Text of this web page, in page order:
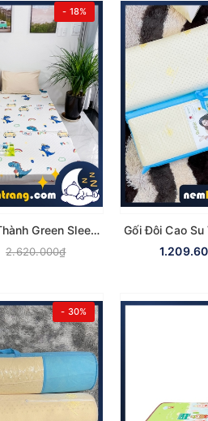
- 18%
Nệm Cao Su Vạn Thành Green Sleep Gấp 3 - CHÍNH HÃNG, BẢO HÀNH 05 NĂM
2.620.000₫
- 30%